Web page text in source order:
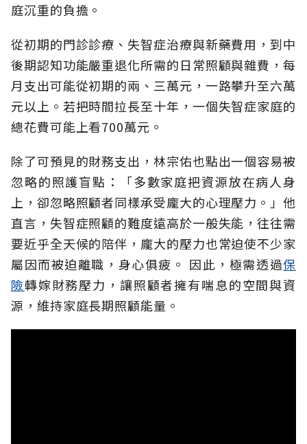
庭沉重的負擔。
從初期的門診診療、失智症治療與新藥費用，到中
後期認知功能嚴重退化所需的日常照顧與雜費，每
月支出可能從初期的兩、三萬元，一路攀升至六萬
元以上。若把時間拉長至十年，一個失智症家庭的
總花費可能上看700萬元。
除了可預見的財務支出，林宗佑也點出一個容易被
忽略的照護盲點：「多數家庭把資源放在病人身
上，卻忽略照顧者同樣承受龐大的心理壓力。」他
直言，失智症照顧的難度遠高於一般失能，往往需
要近乎全天候的陪伴，龐大的壓力也常迫使不少家
屬因而被迫離職，身心俱疲。 因此，極需透過保
險轉嫁財務壓力，讓照顧者擁有喘息的空間與資
源，維持家庭長期照顧能量。